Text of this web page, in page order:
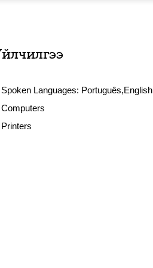
Spoken Languages: Português,English
Computers
Printers